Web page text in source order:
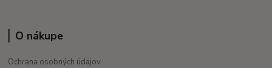
O nákupe
Ochrana osobných údajov